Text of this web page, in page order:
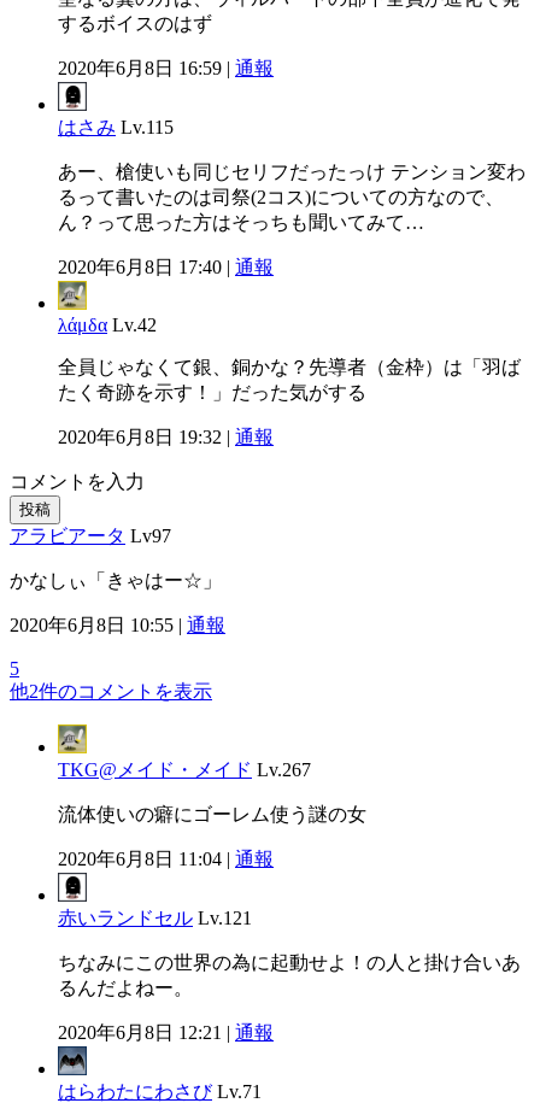
するボイスのはず
2020年6月8日 16:59 | 通報
はさみ Lv.115
あー、槍使いも同じセリフだったっけ テンション変わ
るって書いたのは司祭(2コス)についての方なので、
ん？って思った方はそっちも聞いてみて…
2020年6月8日 17:40 | 通報
λάμδα Lv.42
全員じゃなくて銀、銅かな？先導者（金枠）は「羽ば
たく奇跡を示す！」だった気がする
2020年6月8日 19:32 | 通報
コメントを入力
投稿
アラビアータ Lv97
かなしぃ「きゃはー☆」
2020年6月8日 10:55 | 通報
5
他2件のコメントを表示
TKG@メイド・メイド Lv.267
流体使いの癖にゴーレム使う謎の女
2020年6月8日 11:04 | 通報
赤いランドセル Lv.121
ちなみにこの世界の為に起動せよ！の人と掛け合いあ
るんだよねー。
2020年6月8日 12:21 | 通報
はらわたにわさび Lv.71